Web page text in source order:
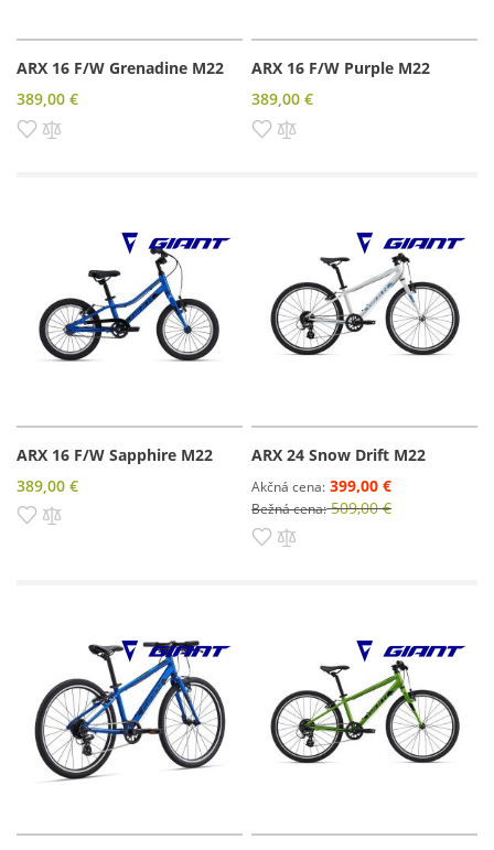
ARX 16 F/W Grenadine M22
389,00 €
Pridať do zoznamu prianí
ARX 16 F/W Purple M22
389,00 €
Pridať do zoznamu prianí
ARX 16 F/W Sapphire M22
389,00 €
Pridať do zoznamu prianí
ARX 24 Snow Drift M22
Akčná cena 399,00 €
Bežná cena 509,00 €
Pridať do zoznamu prianí